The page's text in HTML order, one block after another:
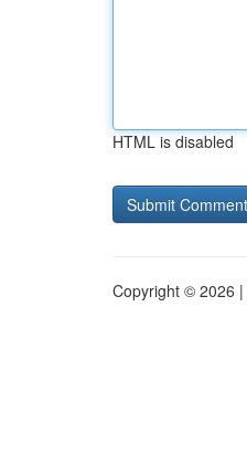
HTML is disabled
Copyright © 2026 |